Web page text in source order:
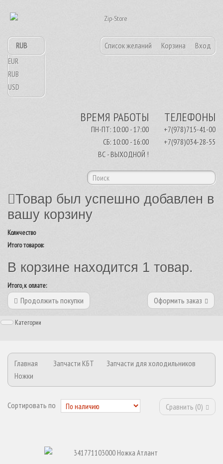
Список желаний Корзина Вход
RUB
EUR
RUB
USD
ТЕЛЕФОНЫ
+7(978)715-41-00
+7(978)034-28-55
ВРЕМЯ РАБОТЫ
ПН-ПТ: 10:00 - 17:00
СБ: 10:00 - 16:00
ВС - ВЫХОДНОЙ !
Товар был успешно добавлен в
вашу корзину
Количество
Итого товаров:
В корзине находится 1 товар.
Итого, к оплате:
Продолжить покупки Оформить заказ
Категории
Главная Запчасти КБТ
Запчасти для холодильников
Ножки
Сортировать по Сравнить (0)